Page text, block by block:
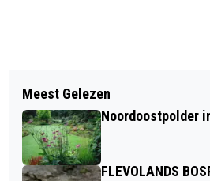
BOERDERIJWINKEL
TUINEXPERT VAN
EEN PAAR SIMPELE
MAAK JE AL EEN
Meest Gelezen
Noordoostpolder
FLEVOLANDS